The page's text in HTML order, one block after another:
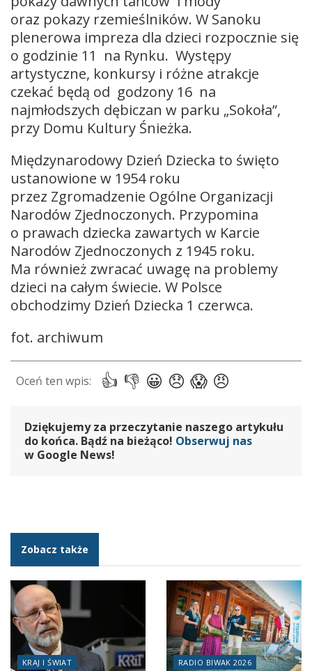
oraz pokazy rzemieślników. W Sanoku
plenerowa impreza dla dzieci rozpocznie się
o godzinie 11 na Rynku. Występy
artystyczne, konkursy i różne atrakcje
czekać będą od godzony 16 na
najmłodszych dębiczan w parku „Sokoła”,
przy Domu Kultury Śnieżka.
Międzynarodowy Dzień Dziecka to święto
ustanowione w 1954 roku
przez Zgromadzenie Ogólne Organizacji
Narodów Zjednoczonych. Przypomina
o prawach dziecka zawartych w Karcie
Narodów Zjednoczonych z 1945 roku.
Ma również zwracać uwagę na problemy
dzieci na całym świecie. W Polsce
obchodzimy Dzień Dziecka 1 czerwca.
fot. archiwum
Dziękujemy za przeczytanie naszego artykułu
do końca. Bądź na bieżąco! Obserwuj nas
w Google News!
Zobacz także
KRAJ I ŚWIAT RADIO BIWAK 2026